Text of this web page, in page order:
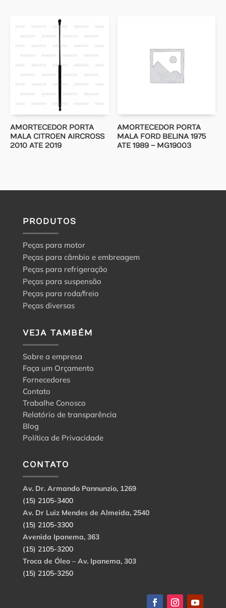
AMORTECEDOR PORTA
MALA CITROEN AIRCROSS
2010 ATE 2019
AMORTECEDOR PORTA
MALA FORD BELINA 1975
ATE 1989 – MG19003
PRODUTOS
Peças para motor
Peças para câmbio e embreagem
Peças para refrigeração
Peças para suspensão
Peças para roda/freio
Peças diversas
VEJA TAMBÉM
Sobre a empresa
Faça um Orçamento
Fornecedores
Contato
Trabalhe Conosco
Relatório de transparência
Blog
Política de Privacidade
CONTATO
Av. Dr. Armando Pannunzio, 1269
(15) 2105-3400
Av. Dr Luiz Mendes de Almeida, 2540
(15) 2105-3300
Avenida Ipanema, 363
(15) 2105-3200
Troca de Óleo – Av. Ipanema, 303
(15) 2105-3250